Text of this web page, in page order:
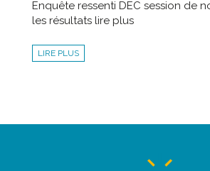
Enquête ressenti DEC session de
les résultats lire plus
LIRE PLUS